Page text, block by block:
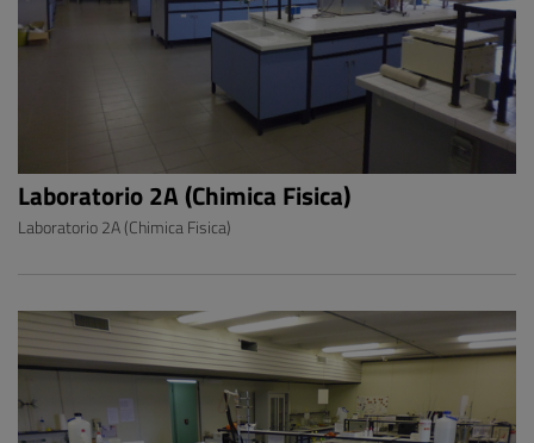
Laboratorio 2A (Chimica Fisica)
Laboratorio 2A (Chimica Fisica)